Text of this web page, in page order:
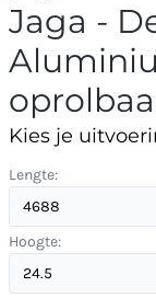
Jaga -
Kies je
Lengte:
Hoogte: